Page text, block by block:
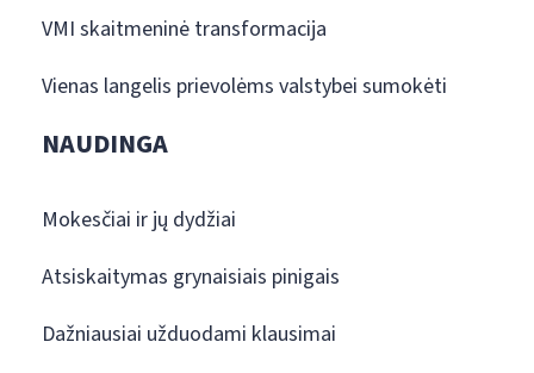
VMI skaitmeninė transformacija
Vienas langelis prievolėms valstybei sumokėti
NAUDINGA
Mokesčiai ir jų dydžiai
Atsiskaitymas grynaisiais pinigais
Dažniausiai užduodami klausimai